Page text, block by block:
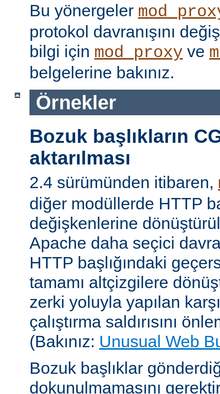
Bu yönergeler
protokol davranışını
bilgi için mod_proxy ve
belgelerine bakınız.
Örnekler
Bozuk başlıkların
aktarılması
2.4 sürümünden itibaren,
diğer modüllerde HTTP
değişkenlerine
Apache daha seçici
HTTP başlığındaki
tamamı altçizgilere
zerki yoluyla yapılan
çalıştırma saldırısını
(Bakınız: Unusual Web
Bozuk başlıklar
dokunulmamasını